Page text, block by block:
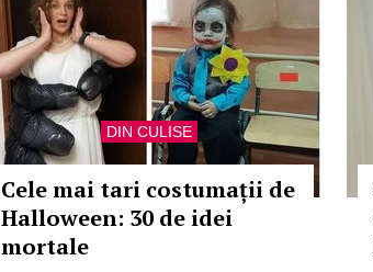
DIN CULISE
Cele mai tari costumații de
Halloween: 30 de idei
mortale